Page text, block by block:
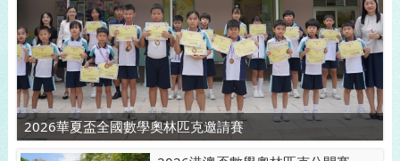
2026華夏盃全國數學奧林匹克邀請賽